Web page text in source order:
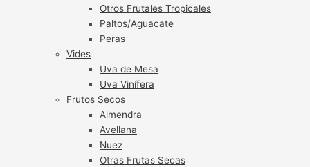
Otros Frutales Tropicales
Paltos/Aguacate
Peras
Vides
Uva de Mesa
Uva Vinífera
Frutos Secos
Almendra
Avellana
Nuez
Otras Frutas Secas